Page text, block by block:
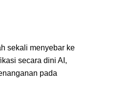
sekali menyebar ke
secara dini AI,
pada